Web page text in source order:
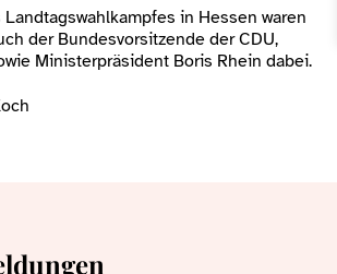
in Hessen waren
der Bundesvorsitzende der CDU,
Ministerpräsident Boris Rhein dabei.